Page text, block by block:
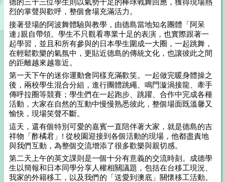
烈的掌聲與歡呼，整個會場充滿活力。
接著登場的阿波舞體驗與教學，由德島當地知名團體「阿呆
連｣親自帶領。學生不只觀看專業十足的表演，也實際跟著一
起學習，並且和所有參與的日本學生圍成一大圈，一起跳舞，
在輕鬆歡樂的氣氛中，更貼近德島的傳統文化，也讓彼此之間
的距離越來越靠近。
第一天下午的迷你運動會同樣充滿歡笑。一起做完暖身體操之
後，兩校學生混合分組，進行團體跳繩、鳴門漩渦接龍、牽手
傳呼拉圈等競賽；學生們在一起跑步、跳躍、合作中完成各種
活動，大家在自然的互動中慢慢熟悉彼此，整個場面既溫馨又
愉快，現場笑聲不斷。
這天，還有個特別可愛的嘉賓一直陪伴著大家，就是德島的吉
祥物「酢橘君」! 從校園迎接到各個活動的現場，他都盡責地
與我們互動，為整個交流增添了很多歡樂與親切感。
第二天上午的英文課則是一個十分有意義的交流時刻。成德學
生以簡報和日本同學分享人權相關議題，包括在台移工現況、
我家的外籍移工，以及我們的「送愛到澳底」關懷移工活動。